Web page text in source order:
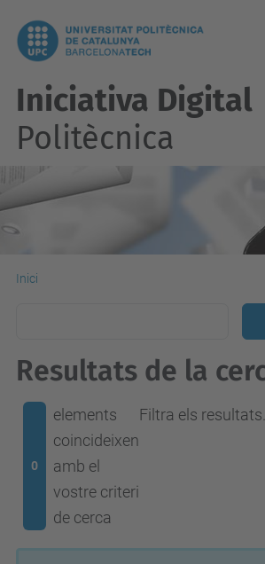
Iniciativa Digital
Politècnica
Inici
Resultats de la
0
elements
coincideixen
amb el
vostre criteri
de cerca
Filtra els resultats.